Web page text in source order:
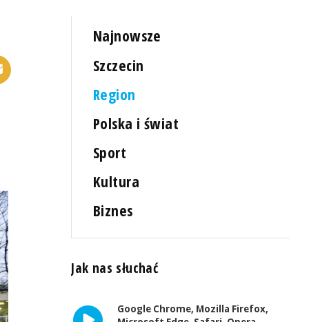
Najnowsze
Szczecin
Region
Polska i świat
Sport
Kultura
Biznes
Jak nas słuchać
Google Chrome, Mozilla Firefox,